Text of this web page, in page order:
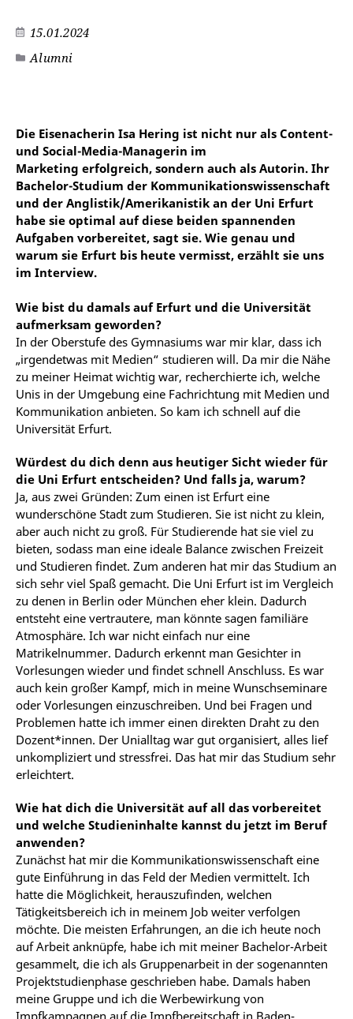
15.01.2024
Alumni
Die Eisenacherin Isa Hering ist nicht nur als Content-
und Social-Media-Managerin im
Marketing erfolgreich, sondern auch als Autorin. Ihr
Bachelor-Studium der Kommunikationswissenschaft
und der Anglistik/Amerikanistik an der Uni Erfurt
habe sie optimal auf diese beiden spannenden
Aufgaben vorbereitet, sagt sie. Wie genau und
warum sie Erfurt bis heute vermisst, erzählt sie uns
im Interview.
Wie bist du damals auf Erfurt und die Universität
aufmerksam geworden?
In der Oberstufe des Gymnasiums war mir klar, dass ich
„irgendetwas mit Medien“ studieren will. Da mir die Nähe
zu meiner Heimat wichtig war, recherchierte ich, welche
Unis in der Umgebung eine Fachrichtung mit Medien und
Kommunikation anbieten. So kam ich schnell auf die
Universität Erfurt.
Würdest du dich denn aus heutiger Sicht wieder für
die Uni Erfurt entscheiden? Und falls ja, warum?
Ja, aus zwei Gründen: Zum einen ist Erfurt eine
wunderschöne Stadt zum Studieren. Sie ist nicht zu klein,
aber auch nicht zu groß. Für Studierende hat sie viel zu
bieten, sodass man eine ideale Balance zwischen Freizeit
und Studieren findet. Zum anderen hat mir das Studium an
sich sehr viel Spaß gemacht. Die Uni Erfurt ist im Vergleich
zu denen in Berlin oder München eher klein. Dadurch
entsteht eine vertrautere, man könnte sagen familiäre
Atmosphäre. Ich war nicht einfach nur eine
Matrikelnummer. Dadurch erkennt man Gesichter in
Vorlesungen wieder und findet schnell Anschluss. Es war
auch kein großer Kampf, mich in meine Wunschseminare
oder Vorlesungen einzuschreiben. Und bei Fragen und
Problemen hatte ich immer einen direkten Draht zu den
Dozent*innen. Der Unialltag war gut organisiert, alles lief
unkompliziert und stressfrei. Das hat mir das Studium sehr
erleichtert.
Wie hat dich die Universität auf all das vorbereitet
und welche Studieninhalte kannst du jetzt im Beruf
anwenden?
Zunächst hat mir die Kommunikationswissenschaft eine
gute Einführung in das Feld der Medien vermittelt. Ich
hatte die Möglichkeit, herauszufinden, welchen
Tätigkeitsbereich ich in meinem Job weiter verfolgen
möchte. Die meisten Erfahrungen, an die ich heute noch
auf Arbeit anknüpfe, habe ich mit meiner Bachelor-Arbeit
gesammelt, die ich als Gruppenarbeit in der sogenannten
Projektstudienphase geschrieben habe. Damals haben
meine Gruppe und ich die Werbewirkung von
Impfkampagnen auf die Impfbereitschaft in Baden-